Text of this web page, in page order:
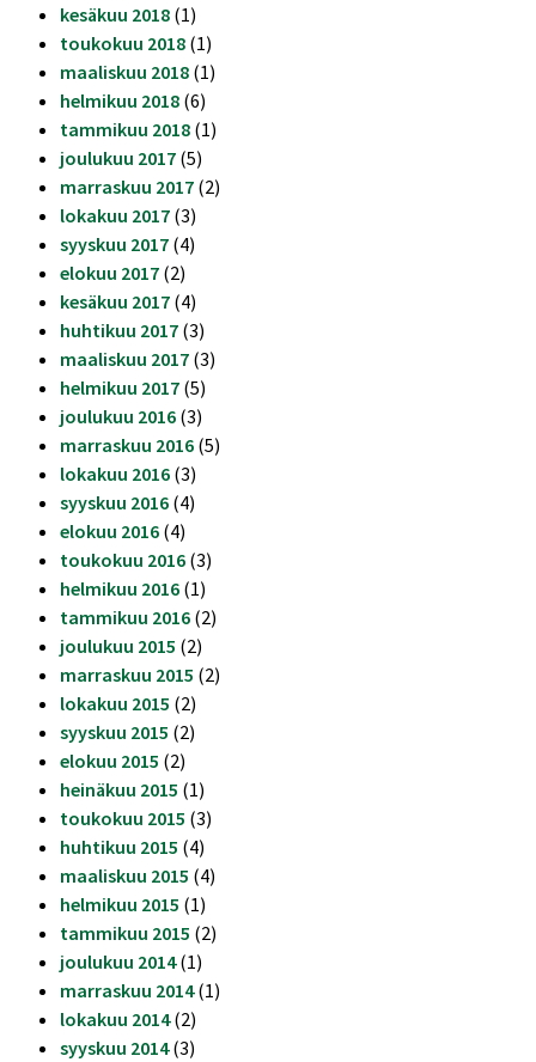
kesäkuu 2018 (1)
toukokuu 2018 (1)
maaliskuu 2018 (1)
helmikuu 2018 (6)
tammikuu 2018 (1)
joulukuu 2017 (5)
marraskuu 2017 (2)
lokakuu 2017 (3)
syyskuu 2017 (4)
elokuu 2017 (2)
kesäkuu 2017 (4)
huhtikuu 2017 (3)
maaliskuu 2017 (3)
helmikuu 2017 (5)
joulukuu 2016 (3)
marraskuu 2016 (5)
lokakuu 2016 (3)
syyskuu 2016 (4)
elokuu 2016 (4)
toukokuu 2016 (3)
helmikuu 2016 (1)
tammikuu 2016 (2)
joulukuu 2015 (2)
marraskuu 2015 (2)
lokakuu 2015 (2)
syyskuu 2015 (2)
elokuu 2015 (2)
heinäkuu 2015 (1)
toukokuu 2015 (3)
huhtikuu 2015 (4)
maaliskuu 2015 (4)
helmikuu 2015 (1)
tammikuu 2015 (2)
joulukuu 2014(1)
marraskuu 2014(1)
lokakuu 2014(2)
syyskuu 2014(3)